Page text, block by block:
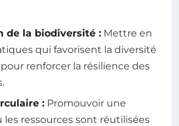
de la biodiversité : Mettre en
qui favorisent la diversité
renforcer la résilience des
: Promouvoir une
les ressources sont réutilisées